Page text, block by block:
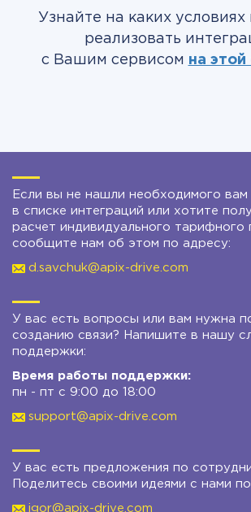
Узнайте на каких
реализовать
с Вашим сервисом на этой
Если вы не нашли необходимого вам
в списке интеграций или хотите
расчет индивидуального тарифного
сообщите нам об этом по адресу:
d.savchuk@apix-drive.com
У вас есть вопросы или вам нужна
созданию связи? Напишите в нашу
поддержки:
Время работы поддержки:
пн - пт с 9:00 до 18:00
support@apix-drive.com
У вас есть предложения по
Поделитесь своими идеями с нами
igor@apix-drive.com